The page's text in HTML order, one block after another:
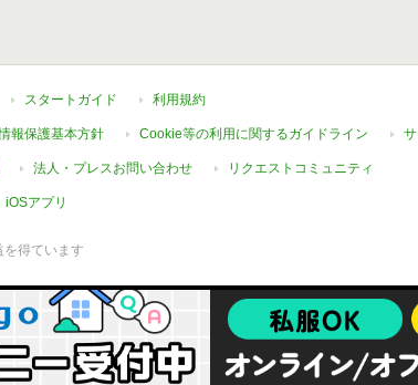
スタートガイド 利用規約
報保護基本方針 Cookie等の利用に関するガイドライン
法人・プレスお問い合わせ リクエストコミュニティ
iOSアプリ
得ています